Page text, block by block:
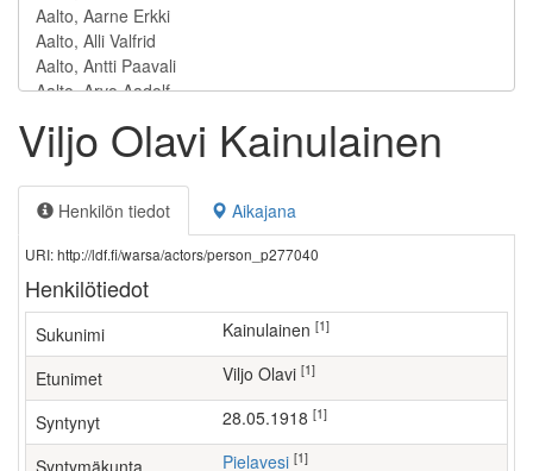
Viljo Olavi Kainulainen
Henkilön tiedot Aikajana
URI: http://ldf.fi/warsa/actors/person_p277040
Henkilötiedot
Sukunimi Kainulainen [1]
Etunimet Viljo Olavi [1]
Syntynyt 28.05.1918 [1]
Syntymäkunta Pielavesi [1]